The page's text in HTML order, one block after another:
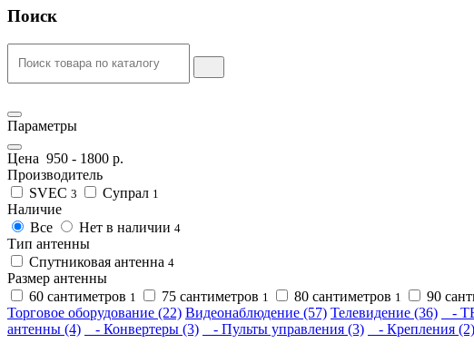
Поиск
Параметры
Цена 950 - 1800 р.
Производитель
SVEC 3 Супрал 1
Наличие
Все
Нет в наличии 4
Тип антенны
Спутниковая антенна 4
Размер антенны
60 сантиметров 1 75 сантиметров 1 80 сантиметров 1 90
Торговое оборудование (22) Видеонаблюдение (57) Телевидение (36) -
антенны (4)
- Конвертеры (3) - Пульты управления (3) - Крепления (2)